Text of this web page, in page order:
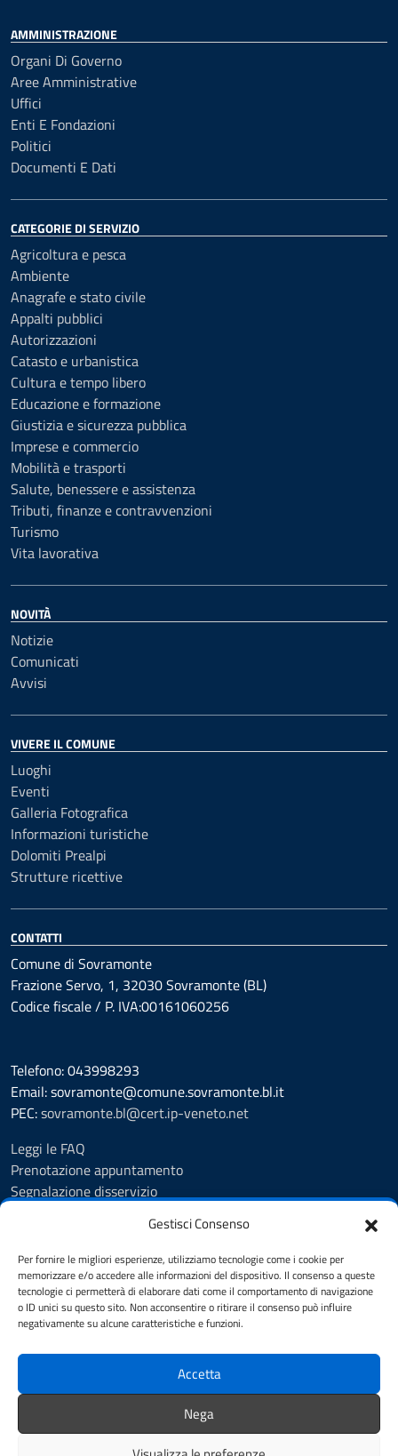
Gestisci Consenso
Per fornire le migliori esperienze, utilizziamo tecnologie come i cookie per
memorizzare e/o accedere alle informazioni del dispositivo. Il consenso a queste
tecnologie ci permetterà di elaborare dati come il comportamento di navigazione
o ID unici su questo sito. Non acconsentire o ritirare il consenso può influire
negativamente su alcune caratteristiche e funzioni.
Accetta
Nega
AMMINISTRAZIONE
Organi Di Governo
Aree Amministrative
Uffici
Enti E Fondazioni
Politici
Documenti E Dati
CATEGORIE DI SERVIZIO
Agricoltura e pesca
Ambiente
Anagrafe e stato civile
Appalti pubblici
Autorizzazioni
Catasto e urbanistica
Cultura e tempo libero
Educazione e formazione
Giustizia e sicurezza pubblica
Imprese e commercio
Mobilità e trasporti
Salute, benessere e assistenza
Tributi, finanze e contravvenzioni
Turismo
Vita lavorativa
NOVITÀ
Notizie
Comunicati
Avvisi
VIVERE IL COMUNE
Luoghi
Eventi
Galleria Fotografica
Informazioni turistiche
Dolomiti Prealpi
Strutture ricettive
CONTATTI
Comune di Sovramonte
Frazione Servo, 1, 32030 Sovramonte (BL)
Codice fiscale / P. IVA:00161060256
Telefono: 043998293
Email: sovramonte@comune.sovramonte.bl.it
PEC:sovramonte.bl@cert.ip-veneto.net
Leggi le FAQ
Prenotazione appuntamento
Segnalazione disservizio
Amministrazione trasparente
Albo Pretorio
Informativa privacy
Note legali
Dichiarazione di accessibilità
SEGUICI SU
Facebook Telegram WhatsApp